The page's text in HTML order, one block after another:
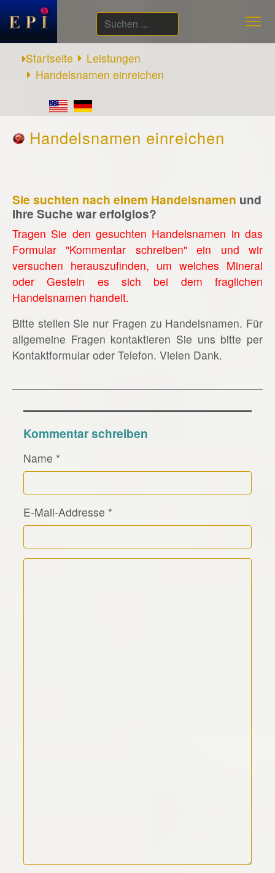
Suchen
...
Startseite
Leistungen
Handelsnamen einreichen
Handelsnamen einreichen
Sie suchten nach einem Handelsnamen und
Ihre Suche war erfolglos?
Tragen Sie den gesuchten Handelsnamen in das
Formular "Kommentar schreiben" ein und wir
versuchen herauszufinden, um welches Mineral
oder Gestein es sich bei dem fraglichen
Handelsnamen handelt.
Bitte stellen Sie nur Fragen zu Handelsnamen. Für
allgemeine Fragen kontaktieren Sie uns bitte per
Kontaktformular oder Telefon. Vielen Dank.
Kommentar schreiben
Name *
E-Mail-Addresse *
Kommentar Text